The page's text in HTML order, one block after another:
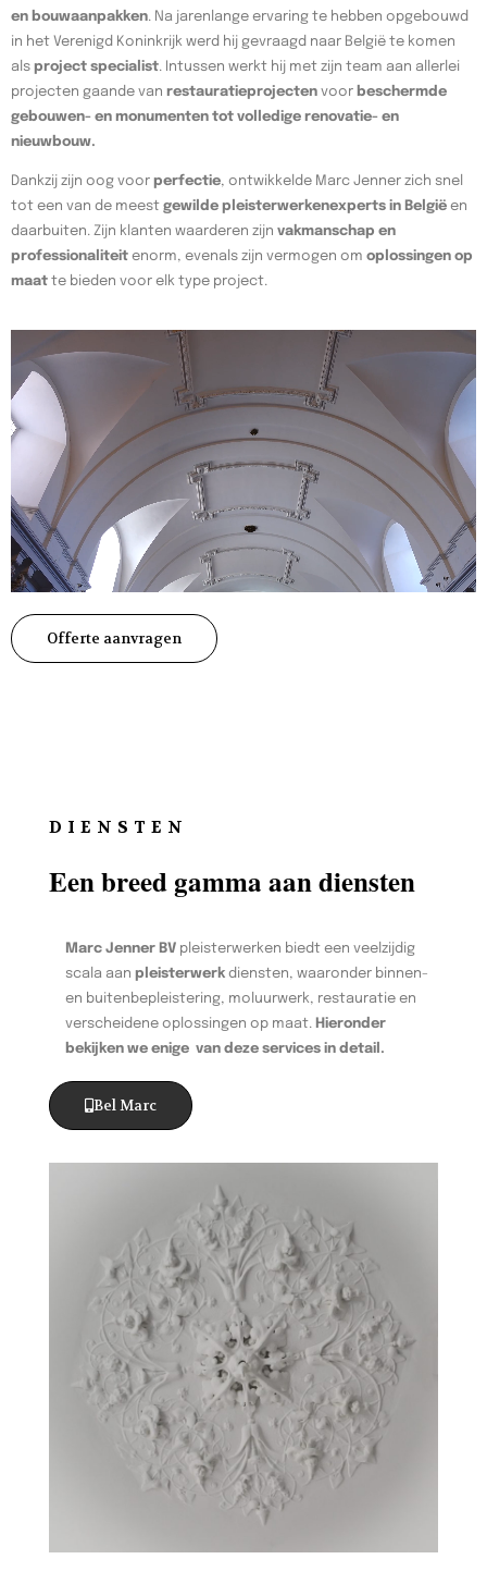
en bouwaanpakken. Na jarenlange ervaring te hebben opgebouwd
in het Verenigd Koninkrijk werd hij gevraagd naar België te komen
als project specialist. Intussen werkt hij met zijn team aan allerlei
projecten gaande van restauratieprojecten voor beschermde
gebouwen- en monumenten tot volledige renovatie- en
nieuwbouw.
Dankzij zijn oog voor perfectie, ontwikkelde Marc Jenner zich snel
tot een van de meest gewilde pleisterwerkenexperts in België en
daarbuiten. Zijn klanten waarderen zijn vakmanschap en
professionaliteit enorm, evenals zijn vermogen om oplossingen op
maat te bieden voor elk type project.
Offerte aanvragen
DIENSTEN
Een breed gamma aan diensten
Marc Jenner BV pleisterwerken biedt een veelzijdig
scala aan pleisterwerk diensten, waaronder binnen-
en buitenbepleistering, moluurwerk, restauratie en
verscheidene oplossingen op maat. Hieronder
bekijken we enige van deze services in detail.
Bel Marc